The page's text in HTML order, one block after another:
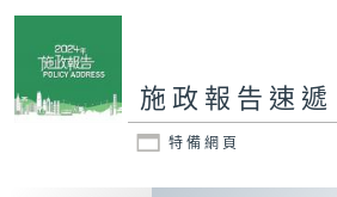
施政報告速遞
特備網頁